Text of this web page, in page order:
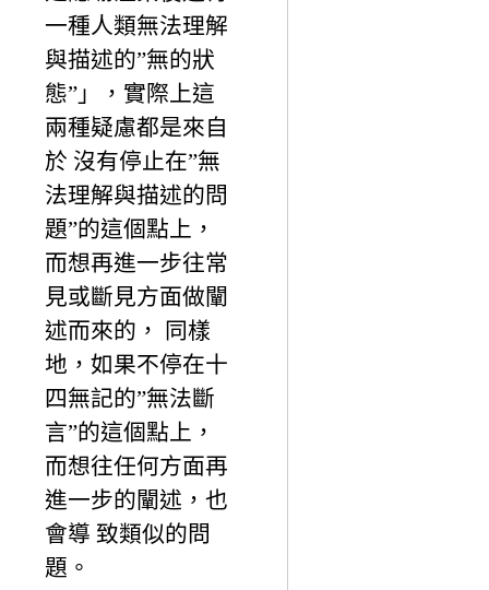
一種人類無法理解
與描述的”無的狀
態”」，實際上這
兩種疑慮都是來自
於 沒有停止在”無
法理解與描述的問
題”的這個點上，
而想再進一步往常
見或斷見方面做闡
述而來的， 同樣
地，如果不停在十
四無記的”無法斷
言”的這個點上，
而想往任何方面再
進一步的闡述，也
會導 致類似的問
題。